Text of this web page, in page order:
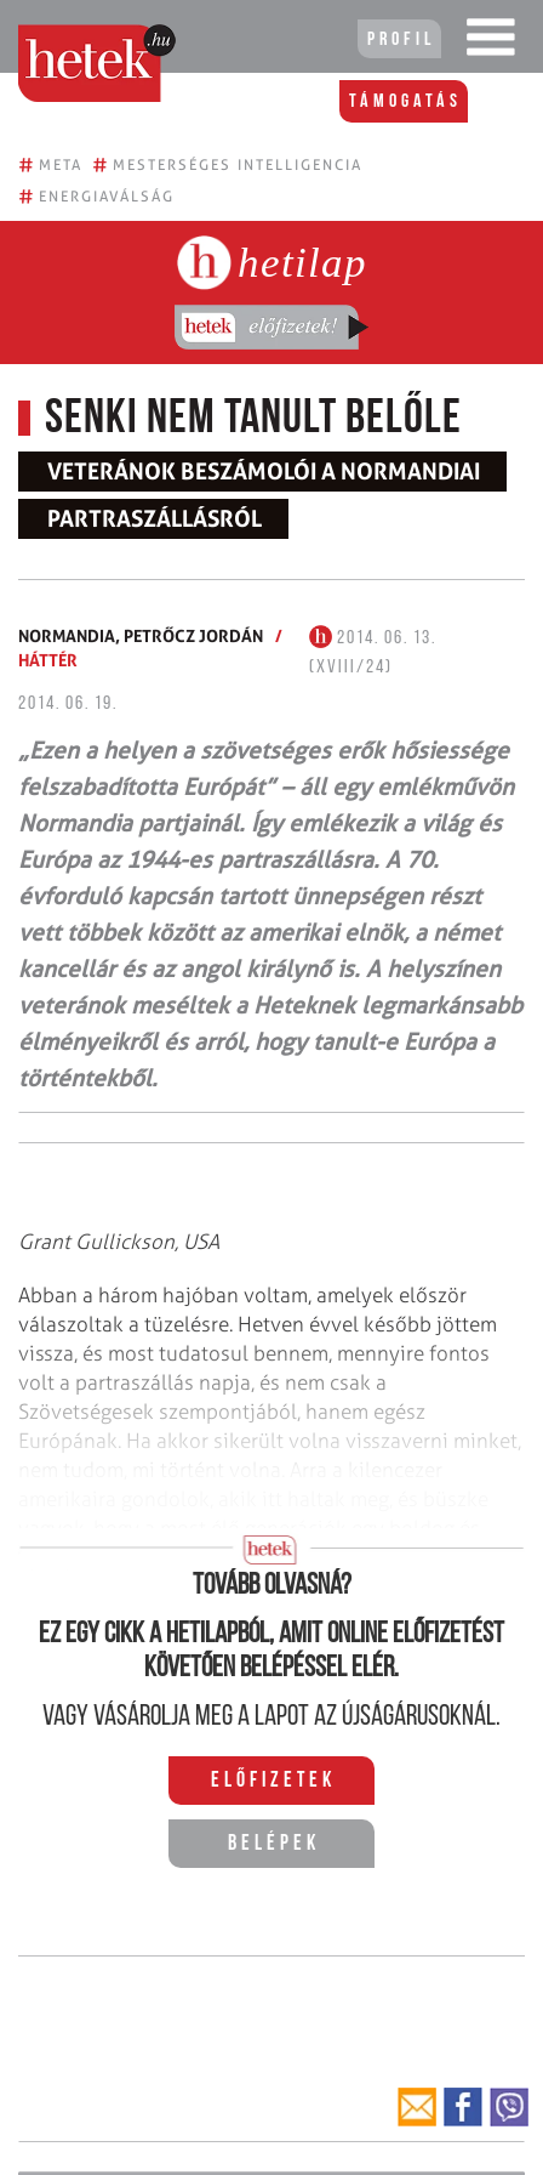
Profil
Támogatás
# META # MESTERSÉGES INTELLIGENCIA
# ENERGIAVÁLSÁG
hetilap
Senki nem tanult belőle
VETERÁNOK BESZÁMOLÓI A NORMANDIAI
PARTRASZÁLLÁSRÓL
NORMANDIA, PETRŐCZ JORDÁN /
HÁTTÉR
2014. 06. 13.
(XVIII/24)
2014. 06. 19.
„Ezen a helyen a szövetséges erők hősiessége
felszabadította Európát” – áll egy emlékművön
Normandia partjainál. Így emlékezik a világ és
Európa az 1944-es partraszállásra. A 70.
évforduló kapcsán tartott ünnepségen részt
vett többek között az amerikai elnök, a német
kancellár és az angol királynő is. A helyszínen
veteránok meséltek a Heteknek legmarkánsabb
élményeikről és arról, hogy tanult-e Európa a
történtekből.
Grant Gullickson, USA
Abban a három hajóban voltam, amelyek először
válaszoltak a tüzelésre. Hetven évvel később jöttem
vissza, és most tudatosul bennem, mennyire fontos
volt a partraszállás napja, és nem csak a
Szövetségesek szempontjából, hanem egész
Európának. Ha akkor sikerült volna visszaverni minket,
gyönyörű országban élhetnek.
Tovább olvasná?
Ez egy cikk a hetilapból, amit online előfizetést
követően belépéssel elér.
Vagy vásárolja meg a lapot az újságárusoknál.
Előfizetek
Belépek